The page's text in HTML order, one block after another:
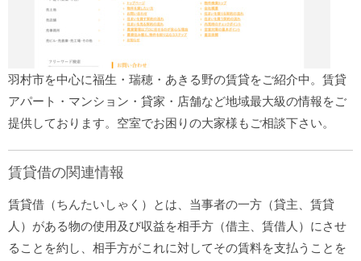
羽村市を中心に福生・瑞穂・あきる野の賃貸をご紹介中。賃貸
アパート・マンション・貸家・店舗など地域最大級の情報をご
提供しております。空室でお困りの大家様もご相談下さい。
賃貸借の関連情報
賃貸借（ちんたいしゃく）とは、当事者の一方（貸主、賃貸
人）がある物の使用及び収益を相手方（借主、賃借人）にさせ
ることを約し、相手方がこれに対してその賃料を支払うことを